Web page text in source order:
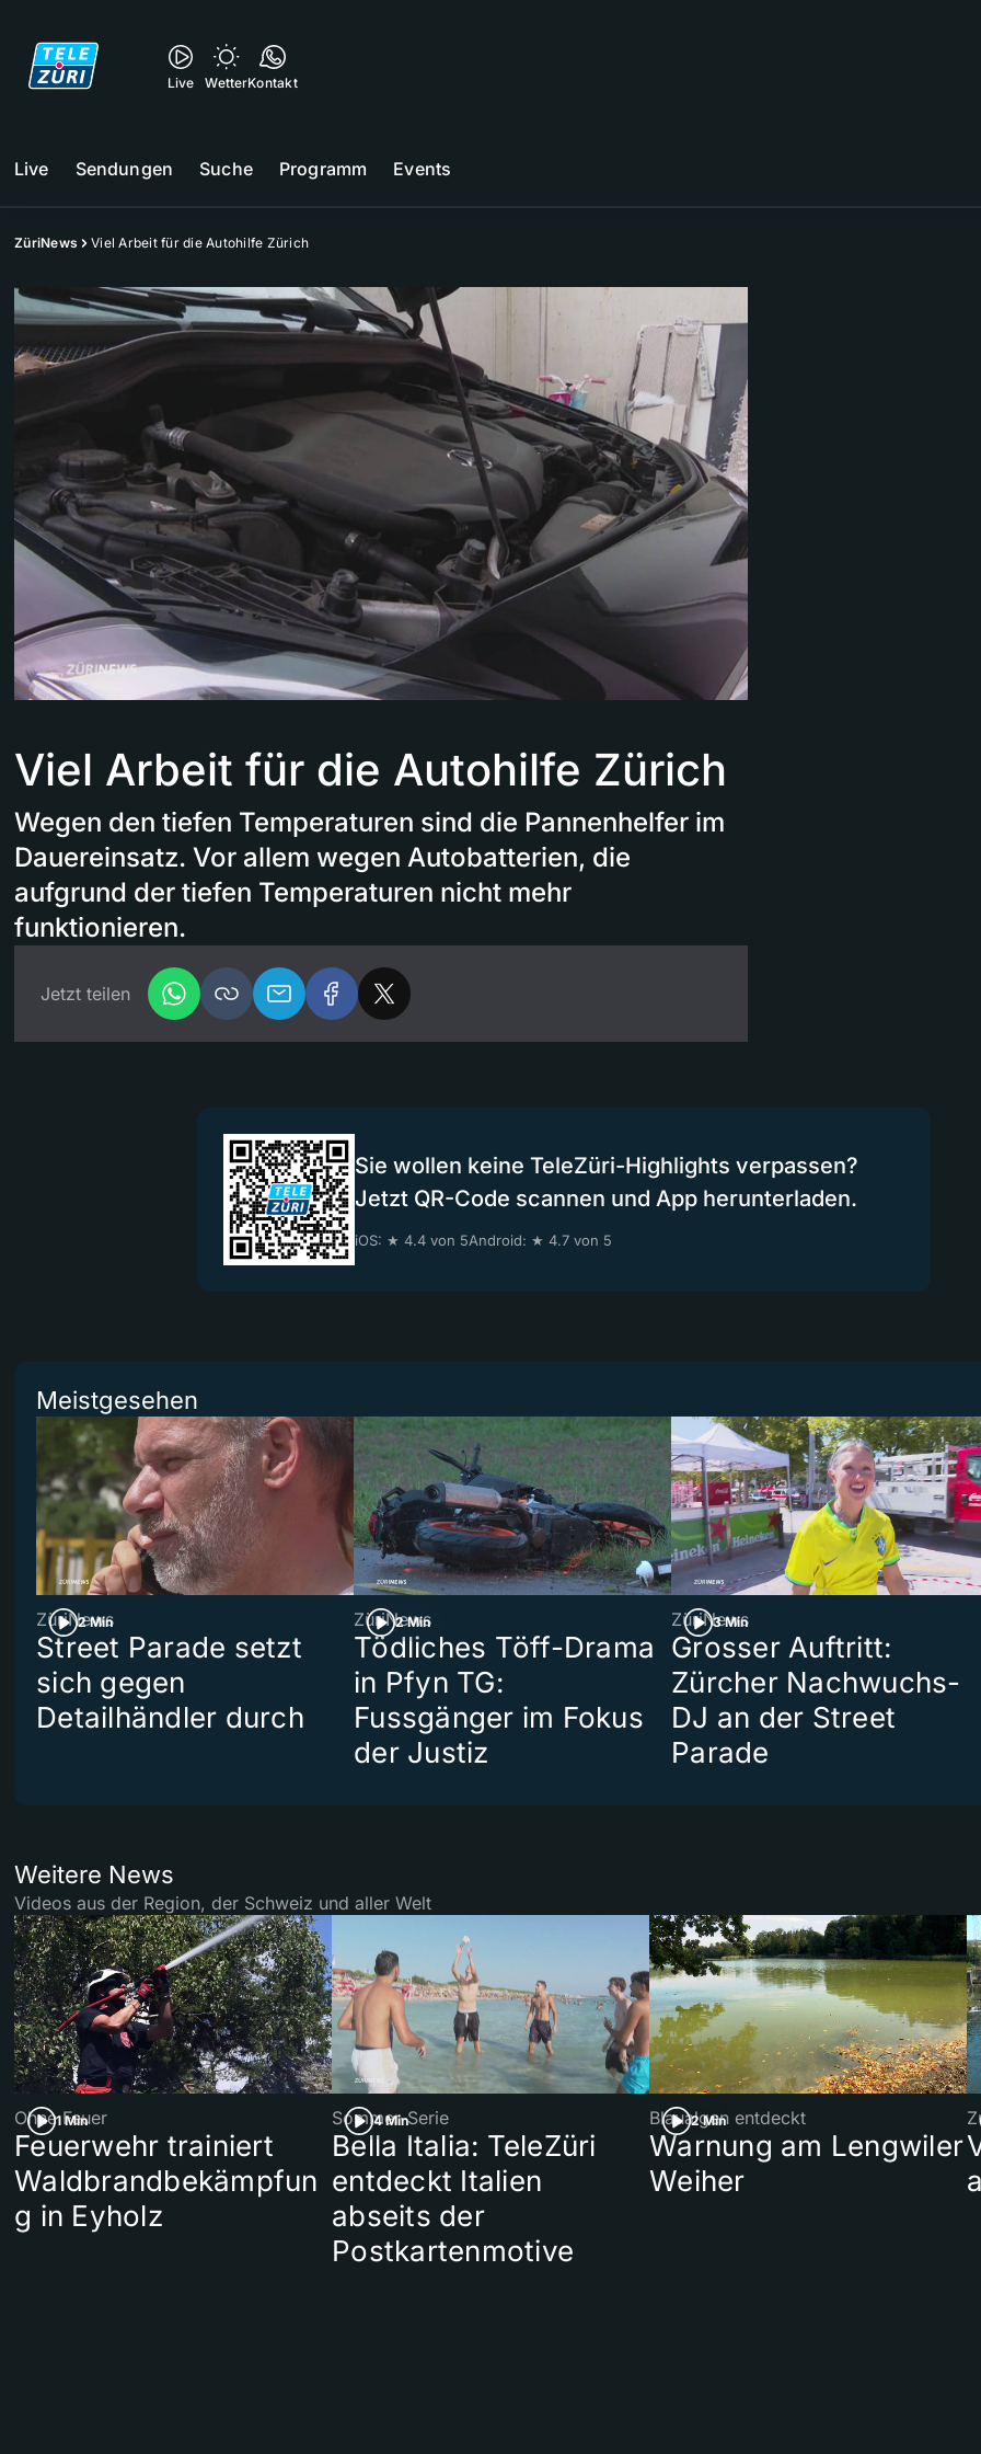
Live WetterKontakt
Live Sendungen Suche Programm Events
ZüriNews Viel Arbeit für die Autohilfe Zürich
Viel Arbeit für die Autohilfe Zürich
Wegen den tiefen Temperaturen sind die Pannenhelfer im
Dauereinsatz. Vor allem wegen Autobatterien, die
aufgrund der tiefen Temperaturen nicht mehr
funktionieren.
Jetzt teilen
Sie wollen keine TeleZüri-Highlights verpassen?
Jetzt QR-Code scannen und App herunterladen.
iOS: ★ 4.4 von 5Android: ★ 4.7 von 5
Meistgesehen
2 Min
ZüriNews
Street Parade setzt
sich gegen
Detailhändler durch
2 Min
ZüriNews
Tödliches Töff-Drama
in Pfyn TG:
Fussgänger im Fokus
der Justiz
3 Min
ZüriNews
Grosser Auftritt:
Zürcher Nachwuchs-
DJ an der Street
Parade
Weitere News
Videos aus der Region, der Schweiz und aller Welt
1 Min
Ohne Feuer
Feuerwehr trainiert
Waldbrandbekämpfun
g in Eyholz
4 Min
Sommer-Serie
Bella Italia: TeleZüri
entdeckt Italien
abseits der
Postkartenmotive
2 Min
Blaualgen entdeckt
Warnung am Lengwiler
Weiher